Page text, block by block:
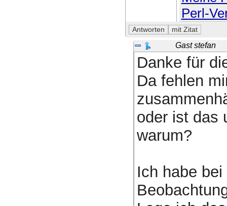
Perl-
Gast stefan
Danke für
Da fehlen
oder ist das
warum?
Ich habe